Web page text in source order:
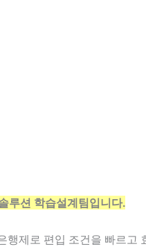
루션 학습설계팀입니다.
행제로 편입 조건을 빠르고